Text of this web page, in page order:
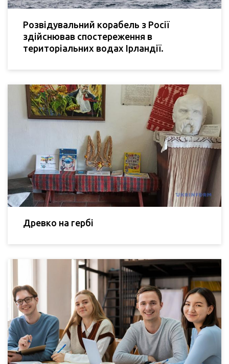
Розвідувальний корабель з Росії
здійснював спостереження в
територіальних водах Ірландії.
Древко на гербі